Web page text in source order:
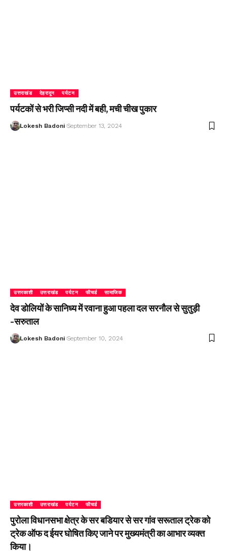
उत्तराखंड देहरादून पर्यटन
पर्यटकों से भरी जिप्सी नदी में बही, मची चीख पुकार
Lokesh Badoni September 13, 2024
उत्तरकाशी उत्तराखंड पर्यटन फीचर्ड सामाजिक
देव डोलियों के सानिध्य में रवाना हुआ पहला दल सरनौल से सुतुड़ी
-सरुताल
Lokesh Badoni September 10, 2024
उत्तरकाशी उत्तराखंड पर्यटन फीचर्ड
पुरोला विधानसभा क्षेत्र के सर बडियार से सर गांव सरूताल ट्रेक को
ट्रेक ऑफ द ईयर घोषित किए जाने पर मुख्यमंत्री का आभार व्यक्त
किया।